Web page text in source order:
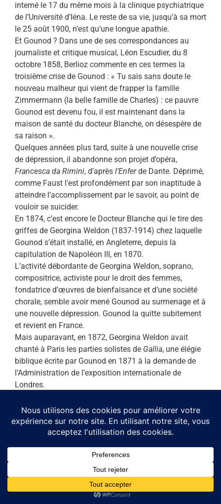
interné le 17 du même mois à la clinique psychiatrique
de l’Université d’Iéna. Le reste de sa vie, jusqu’à sa mort
le 25 août 1900, n’est qu’une longue apathie.
Et Gounod ? Dans une de ses correspondances au
journaliste et critique musical, Léon Escudier, du 8
octobre 1858, Berlioz commente en ces termes la
troisième crise de Gounod : « Tu sais sans doute le
nouveau malheur qui vient de frapper la famille
Zimmermann (la belle famille de Charles) : ce pauvre
Gounod est devenu fou, il est maintenant dans la
maison de santé du docteur Blanche, on désespère de
sa raison ».
Quelques années plus tard, suite à une nouvelle crise
de dépression, il abandonne son projet d’opéra,
Francesca da Rimini, d’après l’Enferde Dante. Déprimé,
comme Faust l’est profondément par son inaptitude à
atteindre l’accomplissement par le savoir, au point de
vouloir se suicider.
En 1874, c’est encore le Docteur Blanche qui le tire des
griffes de Georgina Weldon (1837-1914) chez laquelle
Gounod s’était installé, en Angleterre, depuis la
capitulation de Napoléon III, en 1870.
L’activité débordante de Georgina Weldon, soprano,
compositrice, activiste pour le droit des femmes,
fondatrice d’œuvres de bienfaisance et d’une société
chorale, semble avoir mené Gounod au surmenage et à
une nouvelle dépression. Gounod la quitte subitement
et revient en France.
Mais auparavant, en 1872, Georgina Weldon avait
chanté à Paris les parties solistes de Gallia, une élégie
biblique écrite par Gounod en 1871 à la demande de
l’Administration de l’exposition internationale de
Londres.
une exaltation patriotique à revenir vers la prière. Nous
terminons ce concert par un extrait de cette œuvre : « ô
vous tous, qui passez sur la route, voyez mes pleurs…
Pour conclure de belle manière son concert, l’Ensemble
Loré interpréta le célèbreAve Mariade Charles Gounod.